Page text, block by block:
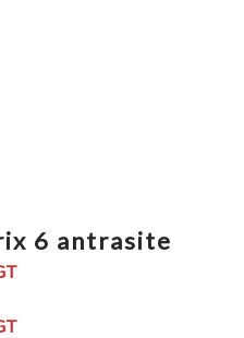
6 antrasite